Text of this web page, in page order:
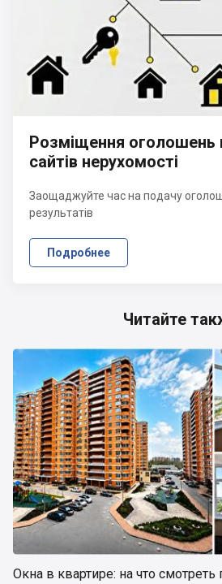
Читайте
Окна в квартире: на что смотреть
Розміщення оголошень
сайтів нерухомості
Заощаджуйте час на подачу
результатів
Подробнее